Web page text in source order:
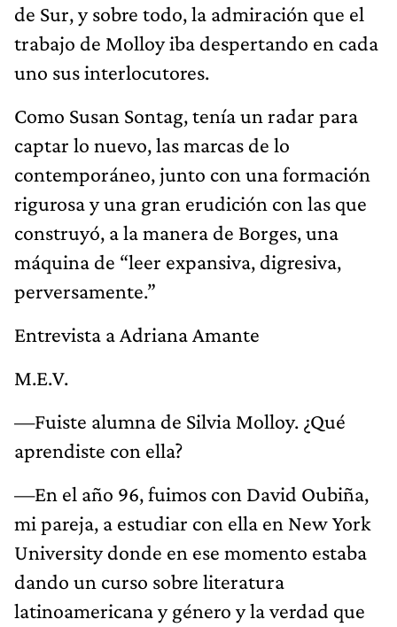
de Sur, y sobre todo, la admiración que el
trabajo de Molloy iba despertando en cada
uno sus interlocutores.
Como Susan Sontag, tenía un radar para
captar lo nuevo, las marcas de lo
contemporáneo, junto con una formación
rigurosa y una gran erudición con las que
construyó, a la manera de Borges, una
máquina de “leer expansiva, digresiva,
perversamente.”
Entrevista a Adriana Amante
M.E.V.
—Fuiste alumna de Silvia Molloy. ¿Qué
aprendiste con ella?
—En el año 96, fuimos con David Oubiña,
mi pareja, a estudiar con ella en New York
University donde en ese momento estaba
dando un curso sobre literatura
latinoamericana y género y la verdad que